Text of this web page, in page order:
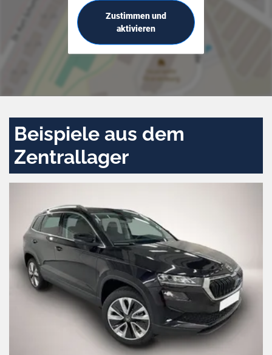
Zustimmen und
aktivieren
Beispiele aus dem
Zentrallager